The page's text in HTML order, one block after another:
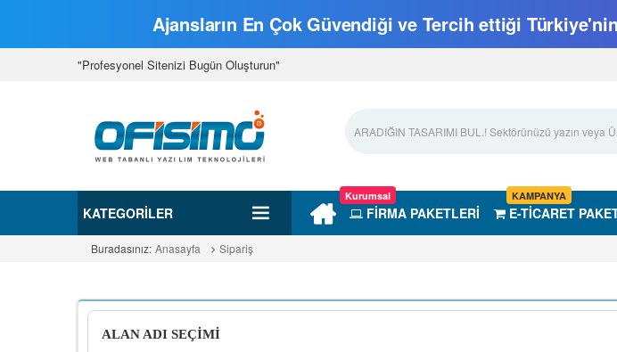
Ajansların En Çok Güvendiği ve Tercih ettiği
"Profesyonel Sitenizi Bugün Oluşturun"
KATEGORILER FİRMA PAKETLERİ
Kurumsal
E-TİCARET
KAMPANYA
Buradasınız: Anasayfa Sipariş
ALAN ADI SEÇİMİ